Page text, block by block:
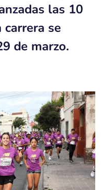
las 10
carrera se
de marzo.